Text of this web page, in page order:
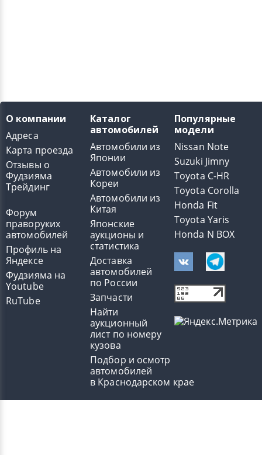
О компании
Адреса
Карта проезда
Отзывы о
Фудзияма
Трейдинг
Форум
праворуких
автомобилей
Профиль на
Яндексе
Фудзияма на
Youtube
RuTube
Каталог
автомобилей
Автомобили из
Японии
Автомобили из
Кореи
Автомобили из
Китая
Японские
аукционы и
статистика
Доставка
автомобилей
по России
Запчасти
Найти
аукционный
лист по номеру
кузова
Подбор и осмотр
автомобилей
в Краснодарском крае
Популярные
модели
Nissan Note
Suzuki Jimny
Toyota C-HR
Toyota Corolla
Honda Fit
Toyota Yaris
Honda N BOX